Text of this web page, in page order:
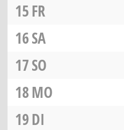
15FR
16SA
17SO
18MO
19DI